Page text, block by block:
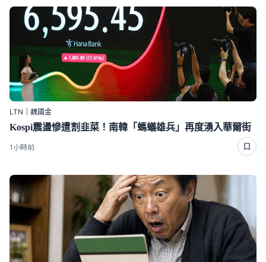
LTN｜魏國金
Kospi震盪慘遭割韭菜！南韓「螞蟻雄兵」再度湧入華爾街
1小時前